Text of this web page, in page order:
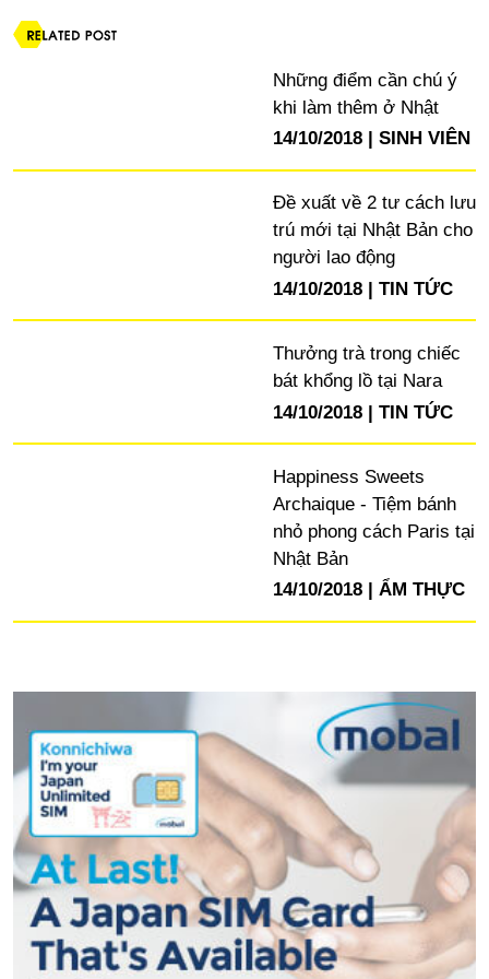
Những điểm cần chú ý
khi làm thêm ở Nhật
14/10/2018
SINH VIÊN
Đề xuất về 2 tư cách lưu
trú mới tại Nhật Bản cho
người lao động
14/10/2018
TIN TỨC
Thưởng trà trong chiếc
bát khổng lồ tại Nara
14/10/2018
TIN TỨC
Happiness Sweets
Archaique - Tiệm bánh
nhỏ phong cách Paris tại
Nhật Bản
14/10/2018
ẨM THỰC